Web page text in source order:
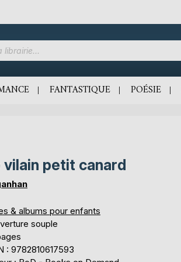
FANTASTIQUE POÉSIE
vilain petit canard
& albums pour enfants
souple
: 9782810617593